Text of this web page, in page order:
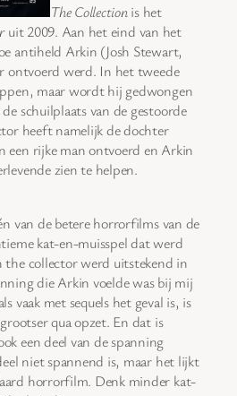
The Collectionis het
uit 2009. Aan het eind van het
antiheld Arkin (Josh Stewart,
ontvoerd werd. In het tweede
maar wordt hij gedwongen
schuilplaats van de gestoorde
heeft namelijk de dochter
een rijke man ontvoerd en Arkin
zien te helpen.
van de betere horrorfilms van de
kat-en-muisspel dat werd
the collector werd uitstekend in
die Arkin voelde was bij mij
vaak met sequels het geval is, is
qua opzet. En dat is
een deel van de spanning
niet spannend is, maar het lijkt
horrorfilm. Denk minder kat-